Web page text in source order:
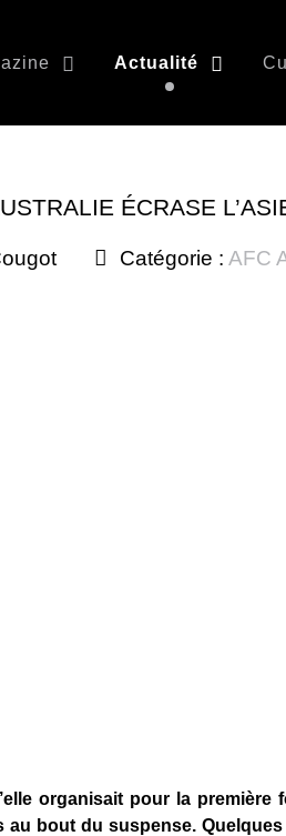
Actualité
ÉCRASE
Catégorie : AFC
organisait pour la
au bout du suspense.